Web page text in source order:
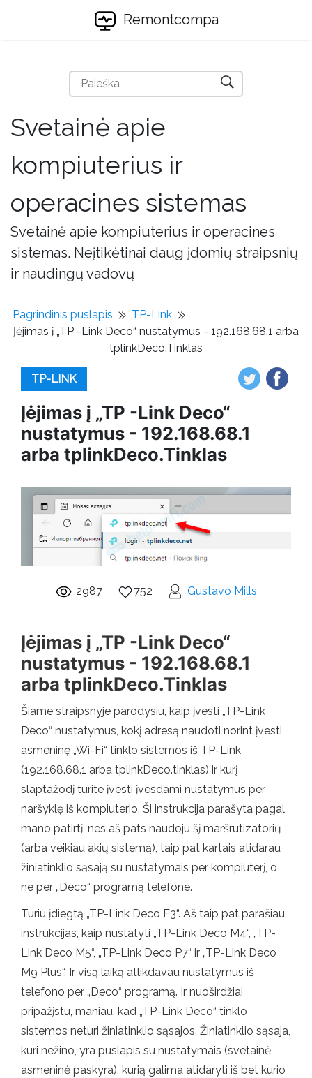
Remontcompa
Svetainė apie
kompiuterius ir
operacines sistemas
Svetainė apie kompiuterius ir operacines
sistemas. Neįtikėtinai daug įdomių straipsnių
ir naudingų vadovų
Pagrindinis puslapis
TP-Link
Įėjimas į „TP -Link Deco“ nustatymus - 192.168.68.1 arba
tplinkDeco.Tinklas
TP-LINK
Įėjimas į „TP -Link Deco“
nustatymus - 192.168.68.1
arba tplinkDeco.Tinklas
2987 752 Gustavo Mills
Įėjimas į „TP -Link Deco“
nustatymus - 192.168.68.1
arba tplinkDeco.Tinklas
Šiame straipsnyje parodysiu, kaip įvesti „TP-Link
Deco“ nustatymus, kokį adresą naudoti norint įvesti
asmeninę „Wi-Fi“ tinklo sistemos iš TP-Link
(192.168.68.1 arba tplinkDeco.tinklas) ir kurį
slaptažodį turite įvesti įvesdami nustatymus per
naršyklę iš kompiuterio. Ši instrukcija parašyta pagal
mano patirtį, nes aš pats naudoju šį maršrutizatorių
(arba veikiau akių sistemą), taip pat kartais atidarau
žiniatinklio sąsają su nustatymais per kompiuterį, o
ne per „Deco“ programą telefone.
Turiu įdiegtą „TP-Link Deco E3“. Aš taip pat parašiau
instrukcijas, kaip nustatyti „TP-Link Deco M4“, „TP-
Link Deco M5“, „TP-Link Deco P7“ ir „TP-Link Deco
M9 Plus“. Ir visą laiką atlikdavau nustatymus iš
telefono per „Deco“ programą. Ir nuoširdžiai
pripažįstu, maniau, kad „TP-Link Deco“ tinklo
sistemos neturi žiniatinklio sąsajos. Žiniatinklio sąsaja,
kuri nežino, yra puslapis su nustatymais (svetainė,
asmeninė paskyra), kurią galima atidaryti iš bet kurio